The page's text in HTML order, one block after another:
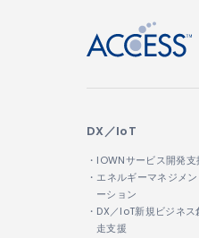
DX／IoT
・IOWNサービス開発支
・エネルギーマネジメ
ーション
・DX／IoT新規ビジネス
走支援